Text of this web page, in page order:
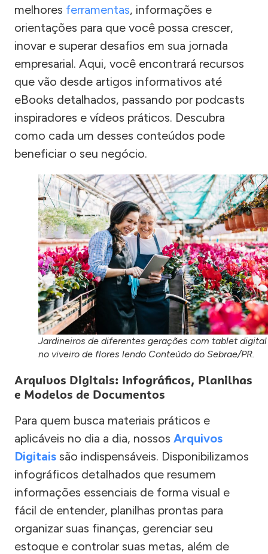
melhores ferramentas, informações e
orientações para que você possa crescer,
inovar e superar desafios em sua jornada
empresarial. Aqui, você encontrará recursos
que vão desde artigos informativos até
eBooks detalhados, passando por podcasts
inspiradores e vídeos práticos. Descubra
como cada um desses conteúdos pode
beneficiar o seu negócio.
Jardineiros de diferentes gerações com tablet digital
no viveiro de flores lendo Conteúdo do Sebrae/PR.
Arquivos Digitais: Infográficos, Planilhas
e Modelos de Documentos
Para quem busca materiais práticos e
aplicáveis no dia a dia, nossos Arquivos
Digitais são indispensáveis. Disponibilizamos
infográficos detalhados que resumem
informações essenciais de forma visual e
fácil de entender, planilhas prontas para
organizar suas finanças, gerenciar seu
estoque e controlar suas metas, além de